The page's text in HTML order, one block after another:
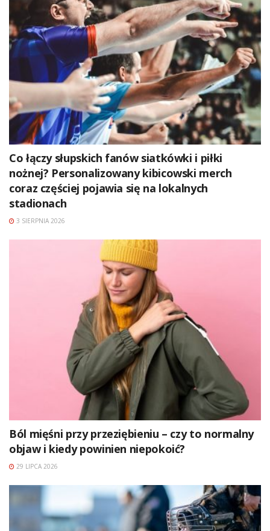
Co łączy słupskich fanów siatkówki i piłki
nożnej? Personalizowany kibicowski merch
coraz częściej pojawia się na lokalnych
stadionach
3 SIERPNIA 2026
Ból mięśni przy przeziębieniu – czy to normalny
objaw i kiedy powinien niepokoić?
29 LIPCA 2026